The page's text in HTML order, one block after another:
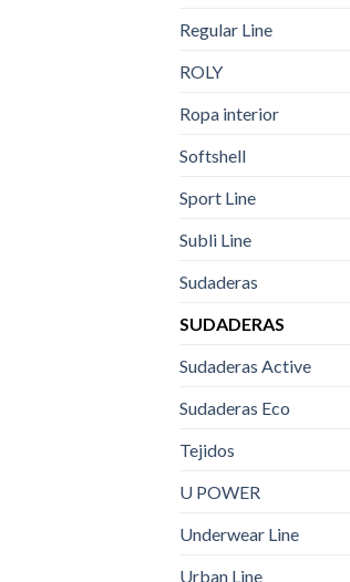
Regular Line
ROLY
Ropa interior
Softshell
Sport Line
Subli Line
Sudaderas
SUDADERAS
Sudaderas Active
Sudaderas Eco
Tejidos
U POWER
Underwear Line
Urban Line